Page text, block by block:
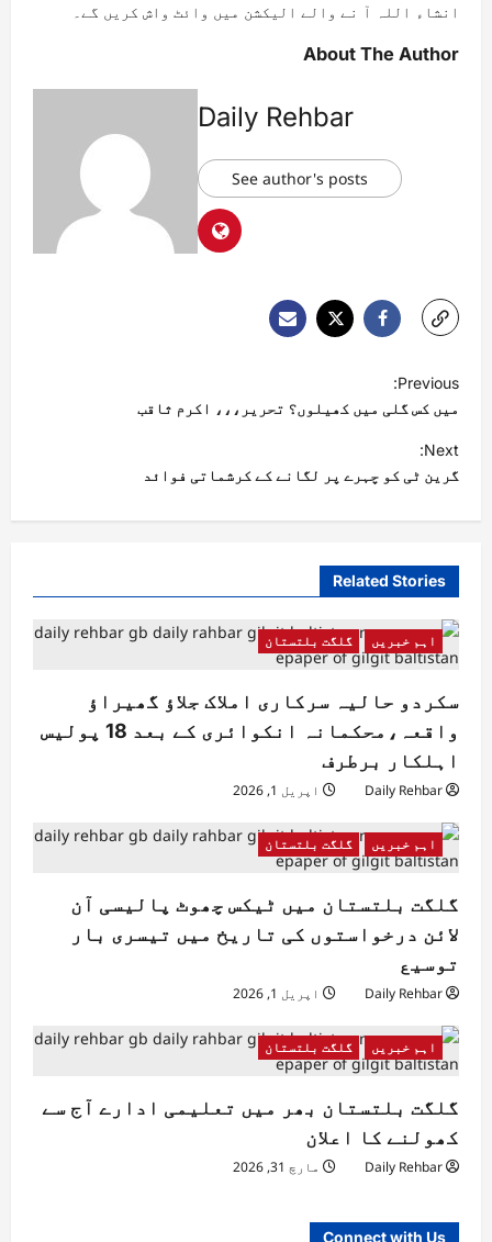
انشاء اللہ آ نے والے الیکشن میں وائٹ واش کریں گے۔
About The Author
Daily Rehbar
See author's posts
Previous:
میں کس گلی میں کھیلوں؟ تحریر،،، اکرم ثاقب
Next:
گرین ٹی کو چہرے پر لگانے کے کرشماتی فوائد
Related Stories
اہم خبریں گلگت بلتستان
سکردو حالیہ سرکاری املاک جلاؤ گھیراؤ
واقعہ،محکمانہ انکوائری کے بعد 18 پولیس
اہلکار برطرف
Daily Rehbar اپریل 1, 2026
اہم خبریں گلگت بلتستان
گلگت بلتستان میں ٹیکس چھوٹ پالیسی آن
لائن درخواستوں کی تاریخ میں تیسری بار
توسیع
Daily Rehbar اپریل 1, 2026
اہم خبریں گلگت بلتستان
گلگت بلتستان بھر میں تعلیمی ادارے آج سے
کھولنے کا اعلان
Daily Rehbar مارچ 31, 2026
Connect with Us